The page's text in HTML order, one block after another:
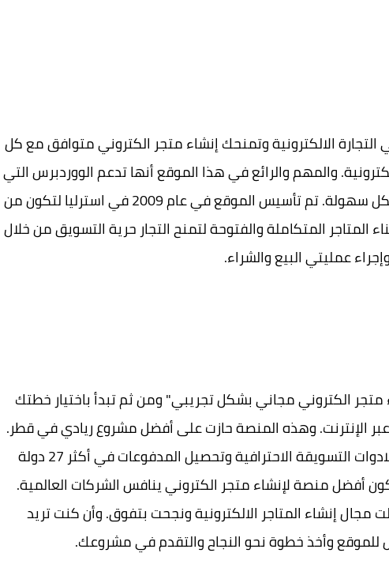
الالكترونية وتمنحك إنشاء متجر الكتروني متوافق مع كل
والمهم والرائع في هذا الموقع أنها تدعم الووردبرس التي
يسمح لك بالتحكم بمحتواك بشكل رائع وبكل سهولة. تم تأسيس الموقع في عام 2009 في استرليا لتكون من
المتاجر المتكاملة والفتوحة لتمنح التجار حرية التسويق من خلال
عمليتي البيع والشراء.
الكتروني مجاني بشكل تجريبي" ومن ثم تبدأ باختيار خطتك
عبر الإنترنت. وهذه المنصة حازت على أفضل مشروع ريادي في قطر.
وتمكنك منصة فاتورة من امتلاك افضل الادوات التسويقة الاحترافية وتحصيل المدفوعات في أكثر 27 دولة
وأنطلقت فاتورة عام 2018 لتكون أفضل منصة لإنشاء متجر الكتروني ينافس الشركات العالمية.
مجال إنشاء المتاجر الالكترونية ونجحت بتفوق. وأن كنت تريد
للموقع وأخذ خطوة نحو النجاح والتقدم في مشروعك.